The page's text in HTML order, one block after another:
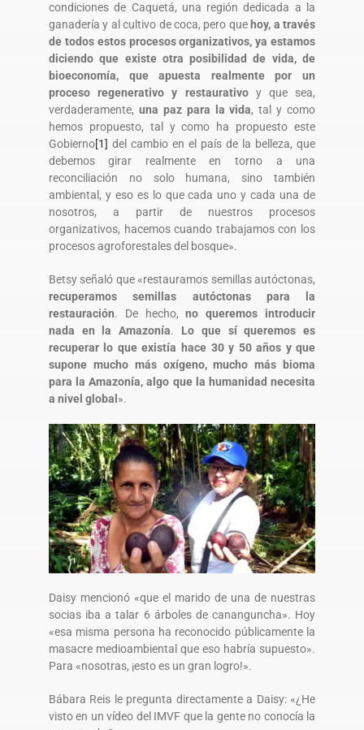
condiciones de Caquetá, una región dedicada a la
ganadería y al cultivo de coca, pero que hoy, a través
de todos estos procesos organizativos, ya estamos
diciendo que existe otra posibilidad de vida, de
bioeconomía, que apuesta realmente por un
proceso regenerativo y restaurativo y que sea,
verdaderamente, una paz para la vida, tal y como
hemos propuesto, tal y como ha propuesto este
Gobierno[1] del cambio en el país de la belleza, que
debemos girar realmente en torno a una
reconciliación no solo humana, sino también
ambiental, y eso es lo que cada uno y cada una de
nosotros, a partir de nuestros procesos
organizativos, hacemos cuando trabajamos con los
procesos agroforestales del bosque».
Betsy señaló que «restauramos semillas autóctonas,
recuperamos semillas autóctonas para la
restauración. De hecho,no queremos introducir
nada en la Amazonía. Lo que sí queremos es
recuperar lo que existía hace 30 y 50 años y que
supone mucho más oxígeno, mucho más bioma
para la Amazonía, algo que la humanidad necesita
a nivel global ».
Daisy mencionó «que el marido de una de nuestras
socias iba a talar 6 árboles de cananguncha». Hoy
«esa misma persona ha reconocido públicamente la
masacre medioambiental que eso habría supuesto».
Para «nosotras, ¡esto es un gran logro!».
Bábara Reis le pregunta directamente a Daisy: «¿He
visto en un vídeo del IMVF que la gente no conocía la